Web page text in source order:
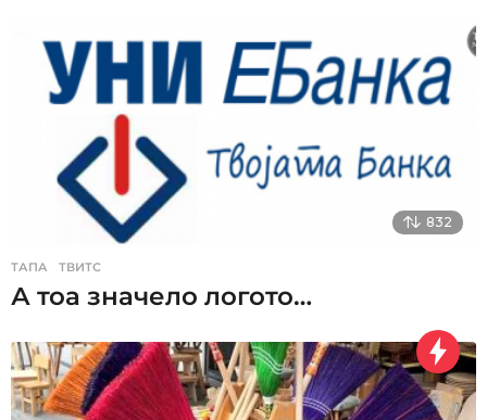
832
ТАПА ,ТВИТС
А тоа значело логото…